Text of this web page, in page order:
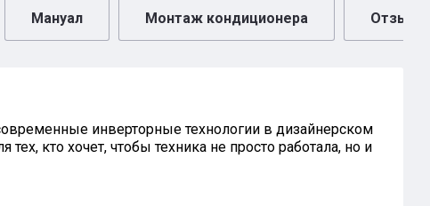
Мануал Монтаж кондиционера Отзывы
инверторные технологии в дизайнерском
кто хочет, чтобы техника не просто работала, но и